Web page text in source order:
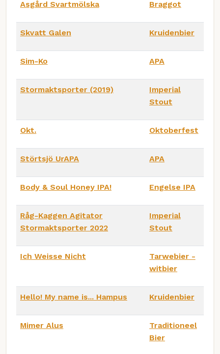
Asgård Svartmölska Braggot
Skvatt Galen Kruidenbier
Sim-Ko APA
Stormaktsporter (2019)
Imperial
Stout
Okt. Oktoberfest
Störtsjö UrAPA APA
Body & Soul Honey IPA! Engelse IPA
Råg-Kaggen Agitator
Stormaktsporter 2022
Imperial
Stout
Ich Weisse Nicht
Tarwebier -
witbier
Hello! My name is... Hampus Kruidenbier
Mimer Alus
Traditioneel
Bier